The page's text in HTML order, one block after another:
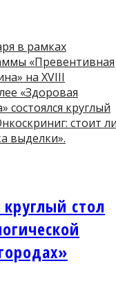
в рамках
«Превентивная
на XVIII
«Здоровая
состоялся круглый
стоит
выделки».
стол